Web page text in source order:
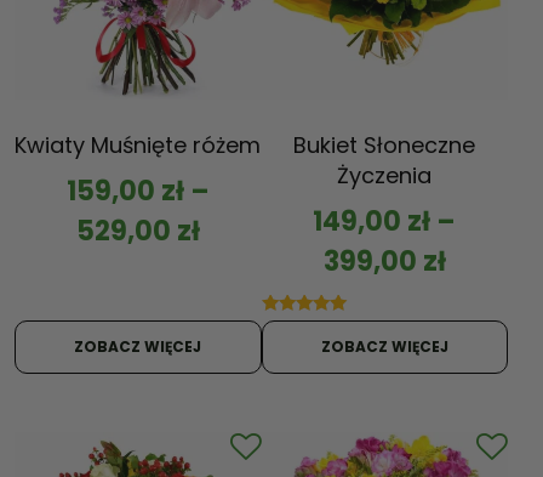
Kwiaty Muśnięte różem
159,00 zł–
529,00 zł
ZOBACZ WIĘCEJ
Bukiet Słoneczne
Życzenia
149,00 zł –
399,00 zł
ZOBACZ WIĘCEJ